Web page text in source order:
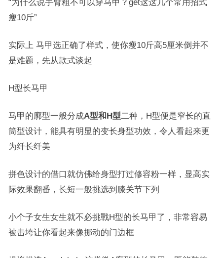
“为什么说手臂粗不可以穿马甲？get这这几个常用招式
瘦10斤”
实际上 马甲选正确了样式，使你瘦10斤高5厘米倒并不
是难题，先从款式谈起
H型长马甲
马甲的廓型一般分成A型和H型二种，H型便是窄长的直
筒型设计，能具有明显的变长身型功效，令人看起来更
为纤长纤美
拼色设计的借口就仿佛给身型打过修容粉一样，显高实
际效果翻番，长短一般挑选到膝关节下列
小个子女生女生就不必挑戰H型的长马甲了，非常容易
被击垮让你看起来像挪动的门边框